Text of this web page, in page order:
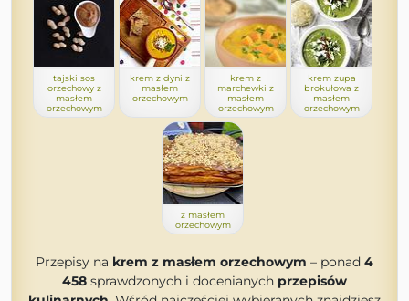
tajski sos
orzechowy z
masłem
orzechowym
krem z dyni z
masłem
orzechowym
krem z
marchewki z
masłem
orzechowym
krem zupa
brokułowa z
masłem
orzechowym
z masłem
orzechowym
Przepisy na krem z masłem orzechowym – ponad 4
458 sprawdzonych i docenianych przepisów